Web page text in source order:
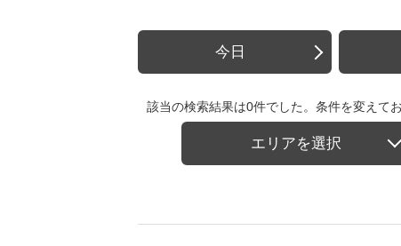
今日
該当の検索結果は0件でした。条件を変えて
エリアを選択